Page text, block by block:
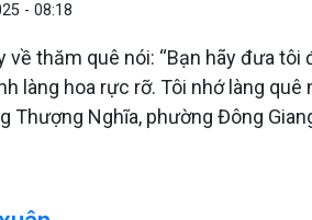
- 08:18
về thăm quê nói: “Bạn hãy đưa
làng hoa rực rỡ. Tôi nhớ làng
Thượng Nghĩa, phường Đông